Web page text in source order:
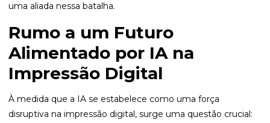
uma aliada nessa batalha.
Rumo a um Futuro
Alimentado por IA na
Impressão Digital
À medida que a IA se estabelece como uma força
disruptiva na impressão digital, surge uma questão crucial: